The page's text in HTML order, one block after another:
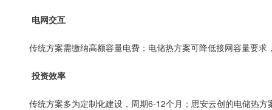
电网交互
传统方案需缴纳高额容量电费；电储热方案可降低接网容量要
投资效率
传统方案多为定制化建设，周期6-12个月；思安云创的电储热